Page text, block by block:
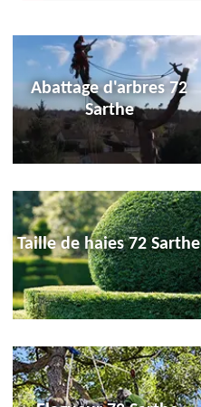
Abattage d'arbres 72
Sarthe
Taille de haies 72 Sarthe